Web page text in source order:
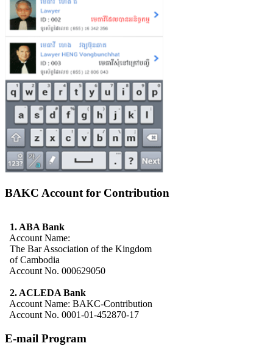
BAKC Account for Contribution
1. ABA Bank
Account Name:
The Bar Association of the Kingdom
of Cambodia
Account No. 000629050
2. ACLEDA Bank
Account Name: BAKC-Contribution
Account No. 0001-01-452870-17
E-mail Program